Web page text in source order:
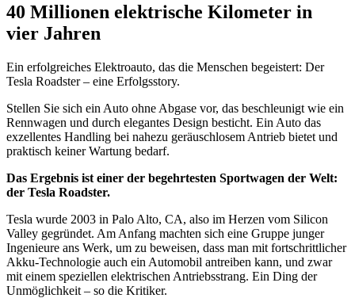
40 Millionen elektrische Kilometer in
vier Jahren
Ein erfolgreiches Elektroauto, das die Menschen begeistert: Der
Tesla Roadster – eine Erfolgsstory.
Stellen Sie sich ein Auto ohne Abgase vor, das beschleunigt wie ein
Rennwagen und durch elegantes Design besticht. Ein Auto das
exzellentes Handling bei nahezu geräuschlosem Antrieb bietet und
praktisch keiner Wartung bedarf.
Das Ergebnis ist einer der begehrtesten Sportwagen der Welt:
der Tesla Roadster.
Tesla wurde 2003 in Palo Alto, CA, also im Herzen vom Silicon
Valley gegründet. Am Anfang machten sich eine Gruppe junger
Ingenieure ans Werk, um zu beweisen, dass man mit fortschrittlicher
Akku-Technologie auch ein Automobil antreiben kann, und zwar
mit einem speziellen elektrischen Antriebsstrang. Ein Ding der
Unmöglichkeit – so die Kritiker.